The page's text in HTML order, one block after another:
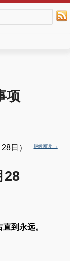
项
日） 继续阅读 →
28
到永远。